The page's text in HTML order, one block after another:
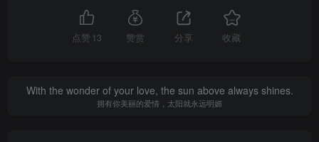
点赞 13 赞赏 分享 收藏
With the wonder of your love, the sun above always shines.
拥有你美丽的爱情，太阳就永远明媚